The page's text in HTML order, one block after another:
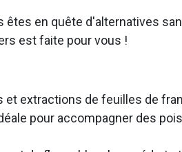
en quête d'alternatives
est faite pour vous !
et extractions de feuilles de
pour accompagner des